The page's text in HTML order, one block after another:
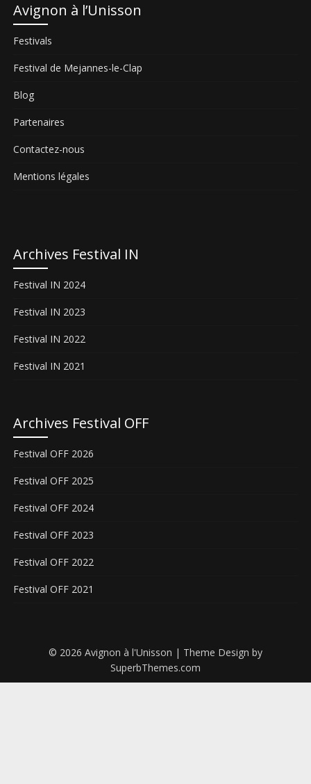
Avignon à l’Unisson
Festivals
Festival de Mejannes-le-Clap
Blog
Partenaires
Contactez-nous
Mentions légales
Archives Festival IN
Festival IN 2024
Festival IN 2023
Festival IN 2022
Festival IN 2021
Archives Festival OFF
Festival OFF 2026
Festival OFF 2025
Festival OFF 2024
Festival OFF 2023
Festival OFF 2022
Festival OFF 2021
© 2026 Avignon à l'Unisson | Theme Design by
SuperbThemes.com